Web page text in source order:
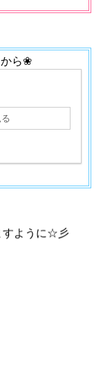
ら❀
すように☆彡